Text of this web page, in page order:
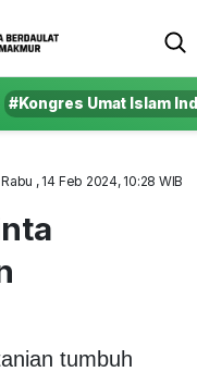
#Kongres Umat Islam
Rabu , 14 Feb 2024, 10:28 WIB
tumbuh